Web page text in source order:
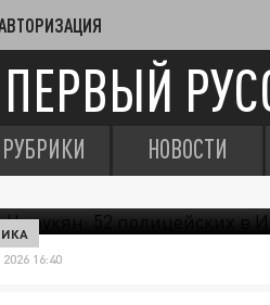
ПЕРВЫЙ
РУБРИКИ НОВОСТИ
16:40